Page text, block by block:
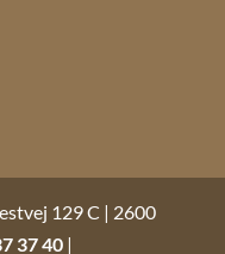
129 C | 2600
37 40|